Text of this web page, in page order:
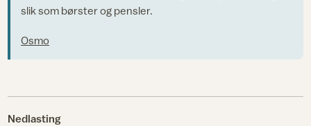
slik som børster og pensler.
Osmo
Nedlasting